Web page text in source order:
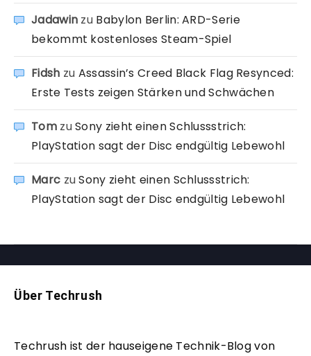
Jadawin zu Babylon Berlin: ARD-Serie
bekommt kostenloses Steam-Spiel
Fidsh zu Assassin’s Creed Black Flag Resynced:
Erste Tests zeigen Stärken und Schwächen
TomzuSony zieht einen Schlussstrich:
PlayStation sagt der Disc endgültig Lebewohl
Marc zuSony zieht einen Schlussstrich:
PlayStation sagt der Disc endgültig Lebewohl
Über Techrush
Techrush ist der hauseigene Technik-Blog von